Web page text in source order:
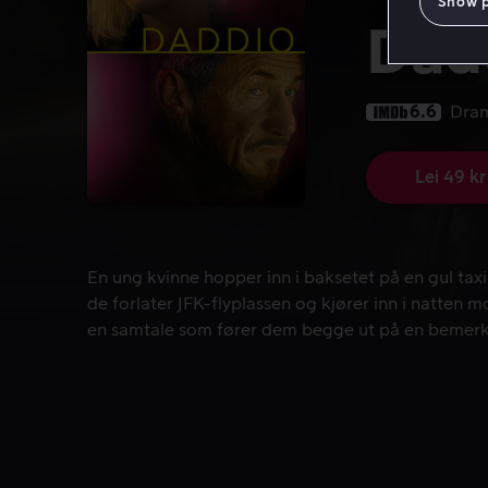
6.6
Lei 49 kr
En ung kvinne hopper inn i baksetet på en gul
En ung kvinne hopper inn i baksetet på en gul
de forlater JFK-flyplassen og kjører inn i natten
en samtale som fører dem begge ut på en